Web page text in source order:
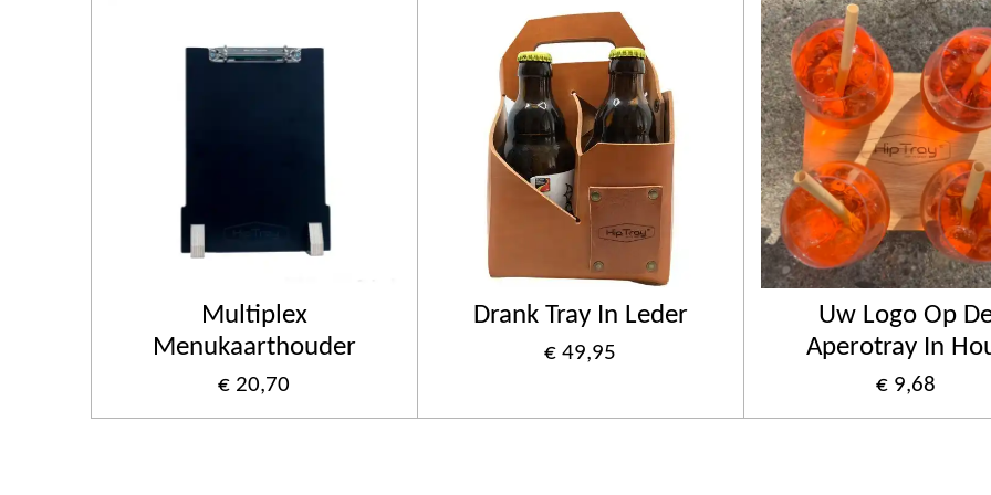
Multiplex
Menukaarthouder
€ 20,70
Drank Tray In Leder
€ 49,95
Uw Logo Op
Aperotray In
€ 9,68